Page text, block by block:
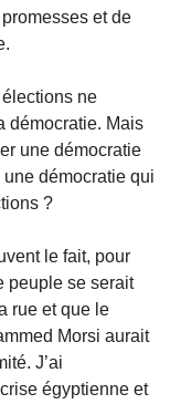
et de
ne
démocratie. Mais
une démocratie
démocratie qui
?
le fait, pour
peuple se serait
rue et que le
Morsi aurait
J’ai
égyptienne et